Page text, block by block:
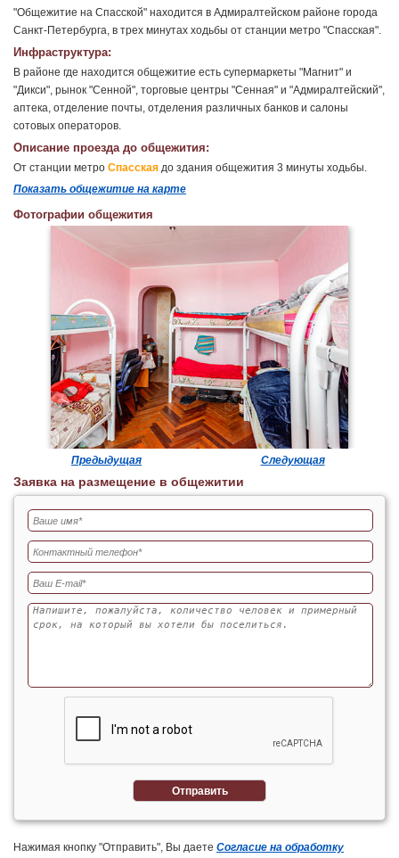
"Общежитие на Спасской" находится в Адмиралтейском районе города
Санкт-Петербурга, в трех минутах ходьбы от станции метро "Спасская".
Инфраструктура:
В районе где находится общежитие есть супермаркеты "Магнит" и
"Дикси", рынок "Сенной", торговые центры "Сенная" и "Адмиралтейский",
аптека, отделение почты, отделения различных банков и салоны
сотовых операторов.
Описание проезда до общежития:
От станции метро Спасская до здания общежития 3 минуты ходьбы.
Показать общежитие на карте
Фотографии общежития
Предыдущая Следующая
Заявка на размещение в общежитии
Отправить
Нажимая кнопку "Отправить", Вы даете Согласие на обработку